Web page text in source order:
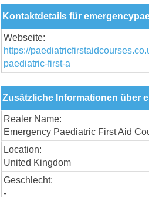
Kontaktdetails für
Webseite:
https://
paediatric-first-a
Zusätzliche Informationen über
Realer Name:
Emergency Paediatric First Aid
Location:
United Kingdom
Geschlecht:
-